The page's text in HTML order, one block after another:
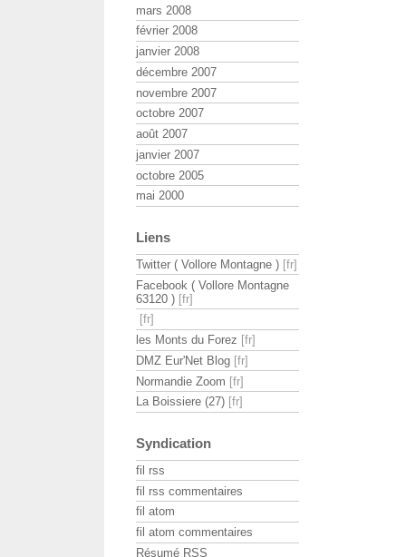
mars 2008
février 2008
janvier 2008
décembre 2007
novembre 2007
octobre 2007
août 2007
janvier 2007
octobre 2005
mai 2000
Liens
Twitter ( Vollore Montagne )
Facebook ( Vollore Montagne
63120 )
les Monts du Forez
DMZ Eur'Net Blog
Normandie Zoom
La Boissiere (27)
Syndication
fil rss
fil rss commentaires
fil atom
fil atom commentaires
Résumé RSS